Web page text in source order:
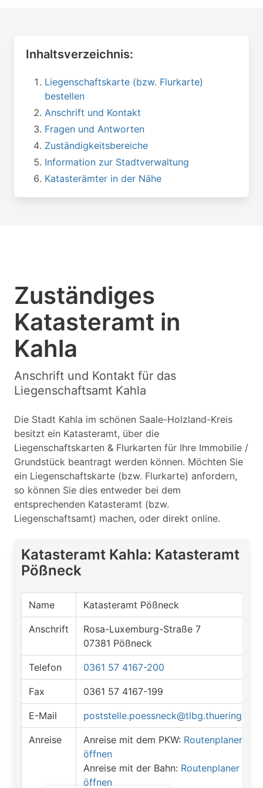
Inhaltsverzeichnis:
Liegenschaftskarte (bzw. Flurkarte)
bestellen
Anschrift und Kontakt
Fragen und Antworten
Zuständigkeitsbereiche
Information zur Stadtverwaltung
Katasterämter in der Nähe
Zuständiges
Katasteramt in
Kahla
Anschrift und Kontakt für das
Liegenschaftsamt Kahla
Die Stadt Kahla im schönen Saale-Holzland-Kreis
besitzt ein Katasteramt, über die
Liegenschaftskarten & Flurkarten für Ihre Immobilie /
Grundstück beantragt werden können. Möchten Sie
ein Liegenschaftskarte (bzw. Flurkarte) anfordern,
so können Sie dies entweder bei dem
entsprechenden Katasteramt (bzw.
Liegenschaftsamt) machen, oder direkt online.
Katasteramt Kahla: Katasteramt
Pößneck
Name Katasteramt Pößneck
Anschrift
Rosa-Luxemburg-Straße 7
07381 Pößneck
Telefon 0361 57 4167-200
Fax 0361 57 4167-199
E-Mail
Anreise Anreise mit dem PKW: Routenplaner
öffnen
Anreise mit der Bahn: Routenplaner
öffnen